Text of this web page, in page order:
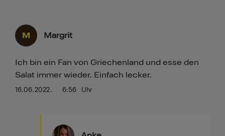
M Margrit
16.06.2022. 6:56 Uhr
Ich bin ein Fan von Griechenland und esse den
Salat immer wieder. Einfach lecker.